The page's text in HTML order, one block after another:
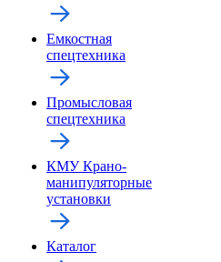
Емкостная
спецтехника
Промысловая
спецтехника
КМУ Крано-
манипуляторные
установки
Каталог